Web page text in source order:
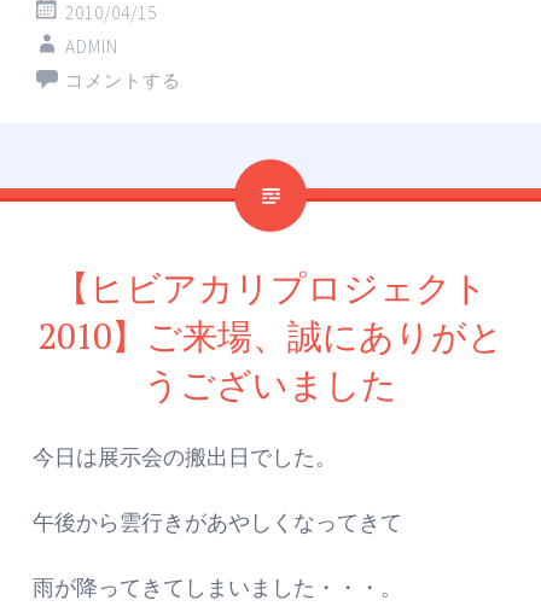
2010/04/15
ADMIN
コメントする
【ヒビアカリプロジェクト
2010】ご来場、誠にありがと
うございました
今日は展示会の搬出日でした。
午後から雲行きがあやしくなってきて
雨が降ってきてしまいました・・・。